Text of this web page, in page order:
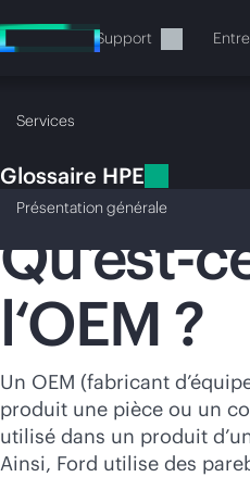
au
contenu
Support
Services
Votre
Rendez-vous dans
découvrir,
Glossaire HPE
Présentation générale
Glossaire HPE
OEM
Qu’est-
l‘OEM ?
Un OEM (fabricant
produit une pièce ou un
utilisé dans un produit
Ainsi, Ford utilise des